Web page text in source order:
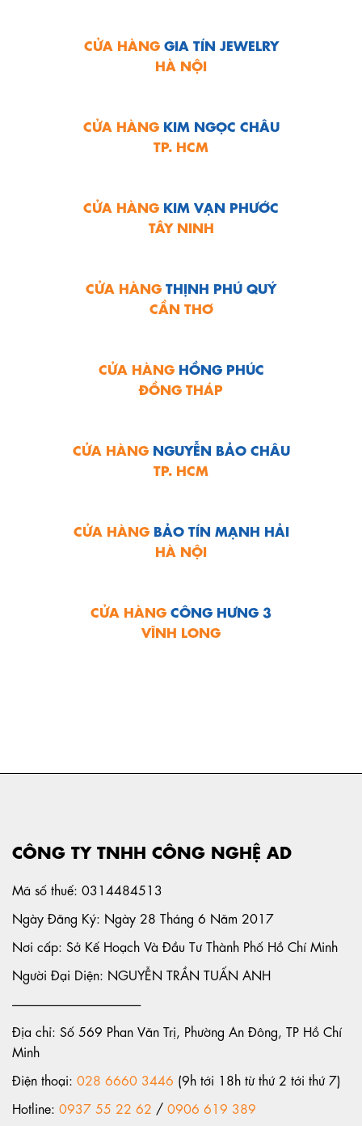
CỬA HÀNG GIA TÍN JEWELRY
HÀ NỘI
CỬA HÀNG KIM NGỌC CHÂU
TP. HCM
CỬA HÀNG KIM VẠN PHƯỚC
TÂY NINH
CỬA HÀNG THỊNH PHÚ QUÝ
CẦN THƠ
CỬA HÀNG HỒNG PHÚC
ĐỒNG THÁP
CỬA HÀNG NGUYỄN BẢO CHÂU
TP. HCM
CỬA HÀNG BẢO TÍN MẠNH HẢI
HÀ NỘI
CỬA HÀNG CÔNG HƯNG 3
VĨNH LONG
CÔNG TY TNHH CÔNG NGHỆ AD
Mã số thuế: 0314484513
Ngày Đăng Ký: Ngày 28 Tháng 6 Năm 2017
Nơi cấp: Sở Kế Hoạch Và Đầu Tư Thành Phố Hồ Chí Minh
Người Đại Diện: NGUYỄN TRẦN TUẤN ANH
-----------------------------------------------------
Địa chỉ: Số 569 Phan Văn Trị, Phường An Đông, TP Hồ Chí
Minh
Điện thoại: 028 6660 3446 (9h tới 18h từ thứ 2 tới thứ 7)
Hotline: 0937 55 22 62 / 0906 619 389